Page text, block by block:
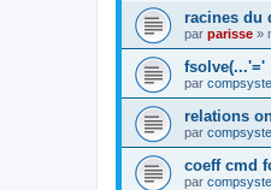
racines du
par parisse »
fsolve(...'='
par
relations
par
coeff cmd
par